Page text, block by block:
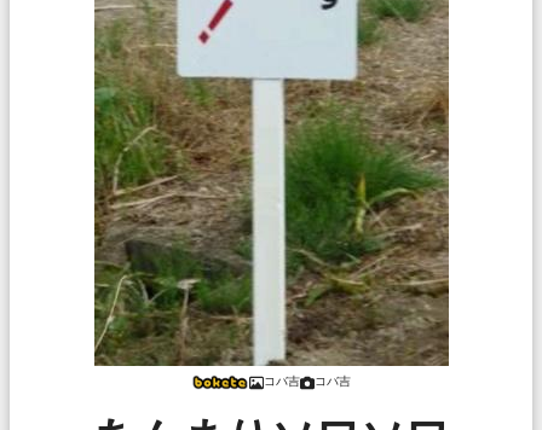
コバ吉 コバ吉